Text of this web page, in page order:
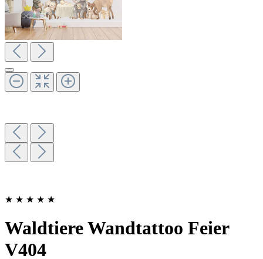
★ ★ ★ ★ ★
Waldtiere Wandtattoo Feier
V404